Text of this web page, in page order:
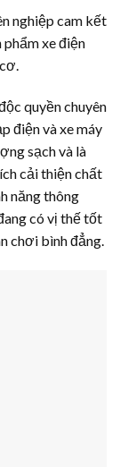
nghiệp cam kết
xe điện
quyền chuyên
điện và xe máy
sạch và là
cải thiện chất
năng thông
có vị thế tốt
chơi bình đẳng.